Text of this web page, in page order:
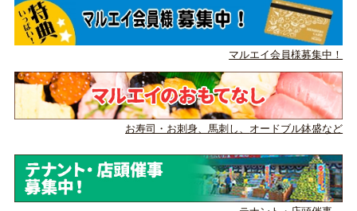
マルエイ会員様募集中！
お寿司・お刺身、馬刺し、 オードブル鉢盛など